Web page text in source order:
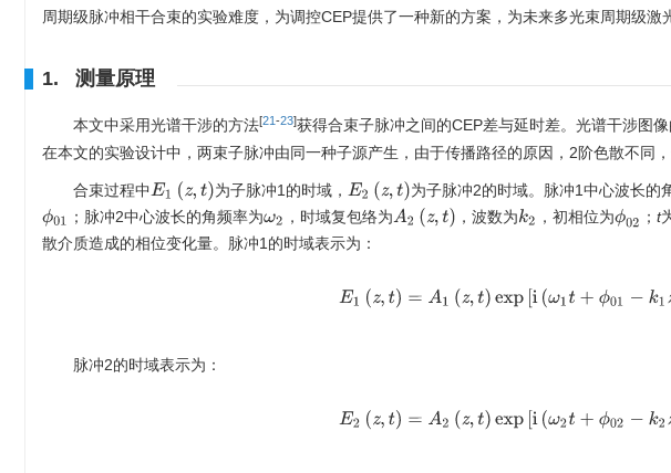
周期级脉冲相干合束的实验难度，为调控CEP提供了一种新的方案，为未来多光束周期级激
1. 测量原理
本文中采用光谱干涉的方法[21-23]获得合束子脉冲之间的CEP差与延时差。光谱干涉图
在本文的实验设计中，两束子脉冲由同一种子源产生，由于传播路径的原因，2阶色散不同，
合束过程中 E1 z ,t) 为子脉冲1的时域， E2( z,t) 为子脉冲2的时域。脉冲1中心波长的
ϕ01 ；脉冲2中心波长的角频率为ω2 ，时域复包络为A2( z,t) ，波数为k2 ，初相位为ϕ02 ；t
散介质造成的相位变化量。脉冲1的时域表示为：
E 1(z t)= A1(z,t) exp[i ω1t+ ϕ 01−k1z ]
脉冲2的时域表示为：
E 2(z t)=A2(z,t) exp[i ω2t+ϕ 02−k2z ]